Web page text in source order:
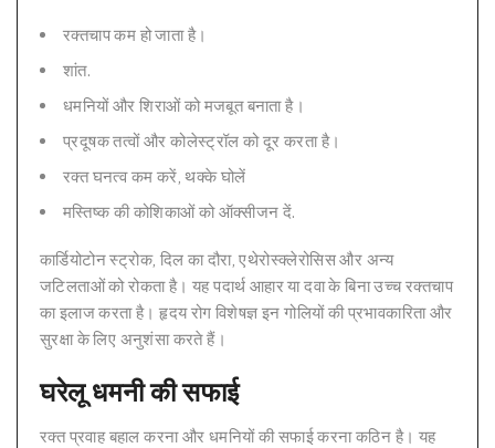
रक्तचाप कम हो जाता है।
शांत.
धमनियों और शिराओं को मजबूत बनाता है।
प्रदूषक तत्वों और कोलेस्ट्रॉल को दूर करता है।
रक्त घनत्व कम करें, थक्के घोलें
मस्तिष्क की कोशिकाओं को ऑक्सीजन दें.
कार्डियोटोन स्ट्रोक, दिल का दौरा, एथेरोस्क्लेरोसिस और अन्य
जटिलताओं को रोकता है। यह पदार्थ आहार या दवा के बिना उच्च रक्तचाप
का इलाज करता है। हृदय रोग विशेषज्ञ इन गोलियों की प्रभावकारिता और
सुरक्षा के लिए अनुशंसा करते हैं।
घरेलू धमनी की सफाई
रक्त प्रवाह बहाल करना और धमनियों की सफाई करना कठिन है। यह